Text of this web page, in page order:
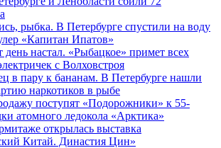
рыбка. В Петербурге спустили на воду
«Капитан Ипатов»
день настал. «Рыбацкое» примет всех
с Волховстроя
в пару к бананам. В Петербурге нашли
наркотиков в рыбе
поступят «Подорожники» к 55-
атомного ледокола «Арктика»
открылась выставка
Китай. Династия Цин»